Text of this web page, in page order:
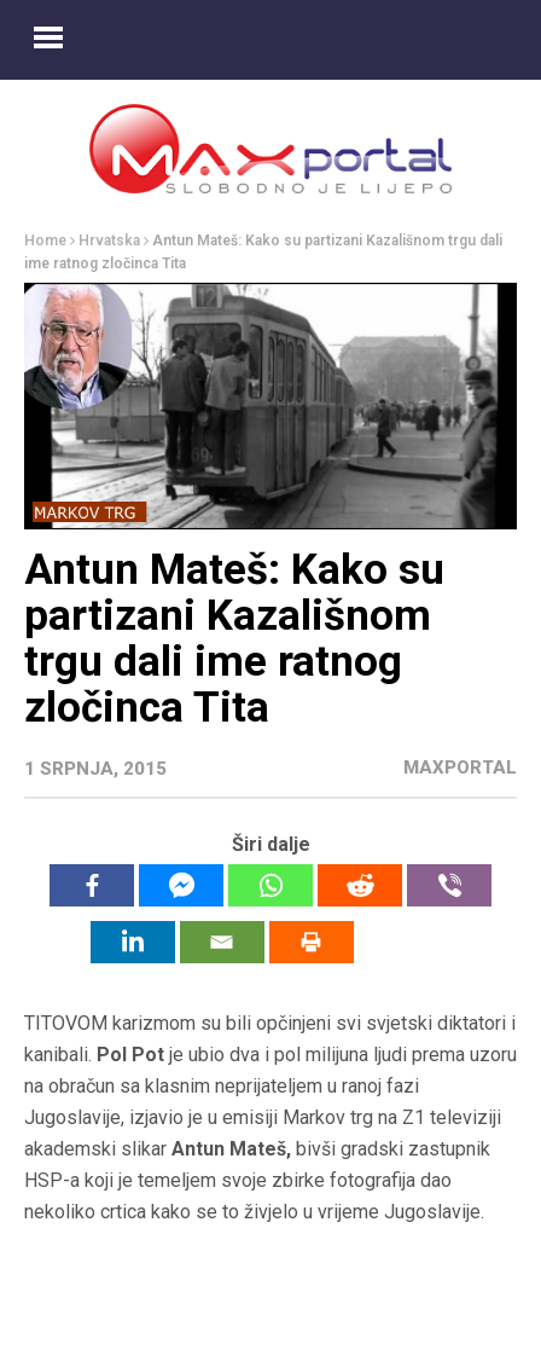
Home Hrvatska
Antun Mateš: Kako su partizani Kazališnom trgu dali
ime ratnog zločinca Tita
Antun Mateš: Kako su
partizani Kazališnom
trgu dali ime ratnog
zločinca Tita
1 SRPNJA, 2015 MAXPORTAL
Širi dalje
TITOVOM karizmom su bili opčinjeni svi svjetski diktatori i
kanibali. Pol Pot je ubio dva i pol milijuna ljudi prema uzoru
na obračun sa klasnim neprijateljem u ranoj fazi
Jugoslavije, izjavio je u emisiji Markov trg na Z1 televiziji
akademski slikar Antun Mateš, bivši gradski zastupnik
HSP-a koji je temeljem svoje zbirke fotografija dao
nekoliko crtica kako se to živjelo u vrijeme Jugoslavije.